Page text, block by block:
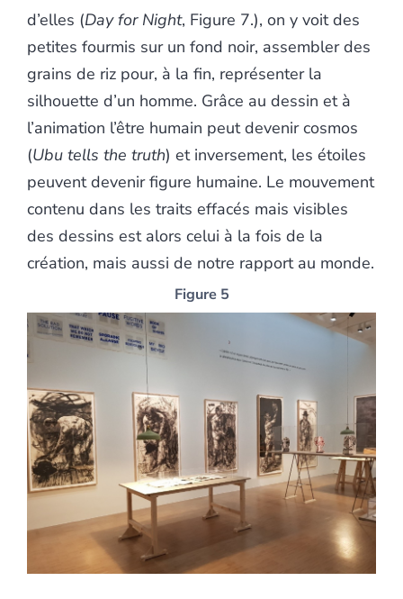
d’elles (Day for Night, Figure 7.), on y voit des
petites fourmis sur un fond noir, assembler des
grains de riz pour, à la fin, représenter la
silhouette d’un homme. Grâce au dessin et à
l’animation l’être humain peut devenir cosmos
(Ubu tells the truth) et inversement, les étoiles
peuvent devenir figure humaine. Le mouvement
contenu dans les traits effacés mais visibles
des dessins est alors celui à la fois de la
création, mais aussi de notre rapport au monde.
Figure 5